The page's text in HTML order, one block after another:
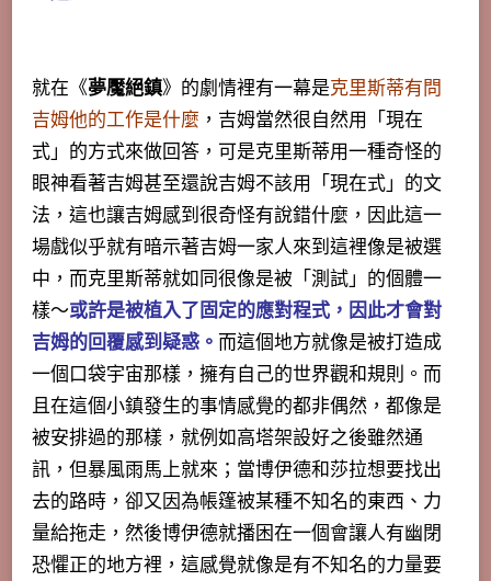
就在《夢魘絕鎮》的劇情裡有一幕是克里斯蒂有問
吉姆他的工作是什麼 ，吉姆當然很自然用「現在
式」的方式來做回答，可是克里斯蒂用一種奇怪的
眼神看著吉姆甚至還說吉姆不該用「現在式」的文
法，這也讓吉姆感到很奇怪有說錯什麼，因此這一
場戲似乎就有暗示著吉姆一家人來到這裡像是被選
中，而克里斯蒂就如同很像是被「測試」的個體一
樣～或許是被植入了固定的應對程式，因此才會對
吉姆的回覆感到疑惑。 而這個地方就像是被打造成
一個口袋宇宙那樣，擁有自己的世界觀和規則。而
且在這個小鎮發生的事情感覺的都非偶然，都像是
被安排過的那樣，就例如高塔架設好之後雖然通
訊，但暴風雨馬上就來；當博伊德和莎拉想要找出
去的路時，卻又因為帳篷被某種不知名的東西、力
量給拖走，然後博伊德就播困在一個會讓人有幽閉
恐懼正的地方裡，這感覺就像是有不知名的力量要